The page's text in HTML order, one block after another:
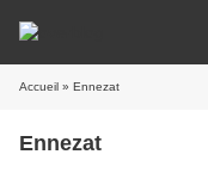
Accueil » Ennezat
Ennezat